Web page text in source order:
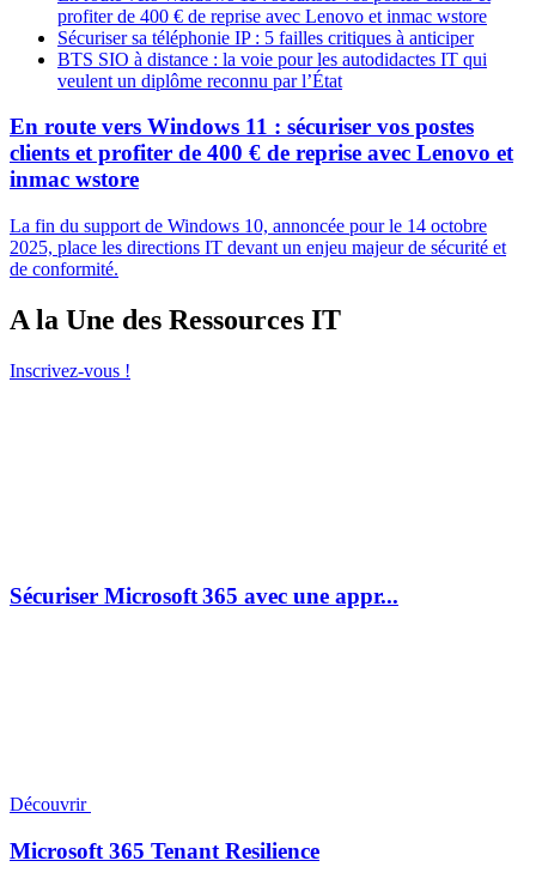
profiter de 400 € de reprise avec Lenovo et inmac wstore
Sécuriser sa téléphonie IP : 5 failles critiques à anticiper
BTS SIO à distance : la voie pour les autodidactes IT qui
veulent un diplôme reconnu par l’État
En route vers Windows 11 : sécuriser vos postes
clients et profiter de 400 € de reprise avec Lenovo et
inmac wstore
La fin du support de Windows 10, annoncée pour le 14 octobre
2025, place les directions IT devant un enjeu majeur de sécurité et
de conformité.
A la Une des Ressources IT
Inscrivez-vous !
Sécuriser Microsoft 365 avec une appr...
Découvrir
Microsoft 365 Tenant Resilience